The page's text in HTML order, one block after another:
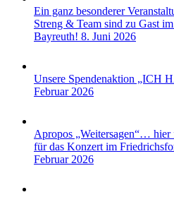
Ein ganz besonderer
Streng & Team sind zu Gast
Bayreuth! 8. Juni 2026
Unsere Spendenaktion „ICH
Februar 2026
Apropos „Weitersagen“…
für das Konzert im
Februar 2026